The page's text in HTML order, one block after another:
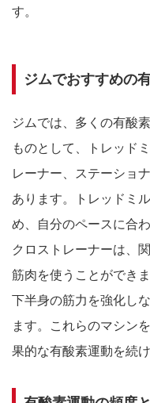
す。
ジムでおすすめの
ジムでは、多くの有酸
ものとして、トレッド
レーナー、ステーショ
あります。トレッドミ
め、自分のペースに合
クロストレーナーは、
筋肉を使うことができ
下半身の筋力を強化し
ます。これらのマシン
果的な有酸素運動を続